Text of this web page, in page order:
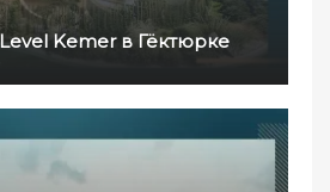
Kemer в Гёктюрке